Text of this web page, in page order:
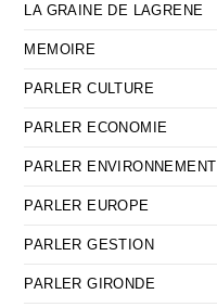
LA GRAINE DE LAGRENE
MEMOIRE
PARLER CULTURE
PARLER ECONOMIE
PARLER ENVIRONNEMENT
PARLER EUROPE
PARLER GESTION
PARLER GIRONDE